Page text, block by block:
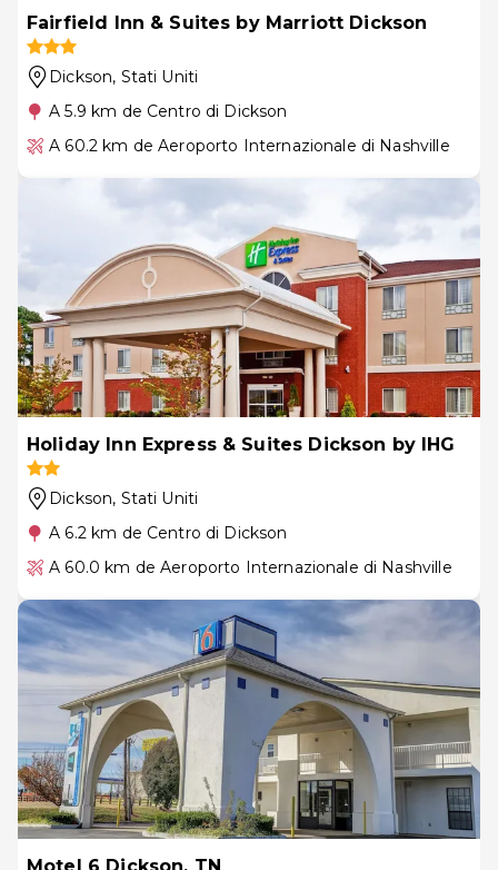
Fairfield Inn & Suites by Marriott Dickson
Dickson, Stati Uniti
A 5.9 km de Centro di Dickson
A 60.2 km de Aeroporto Internazionale di Nashville
Holiday Inn Express & Suites Dickson by IHG
Dickson, Stati Uniti
A 6.2 km de Centro di Dickson
A 60.0 km de Aeroporto Internazionale di Nashville